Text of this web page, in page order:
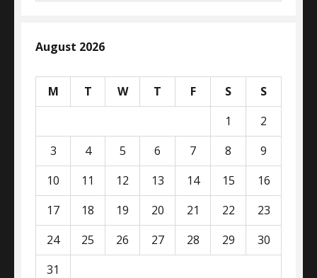
August 2026
M T W T F S
S
1
2
3
4 5 6 7 8
9
10
11 12 13 14 15
16
17
18 19 20 21 22
23
24
25 26 27 28 29
30
31